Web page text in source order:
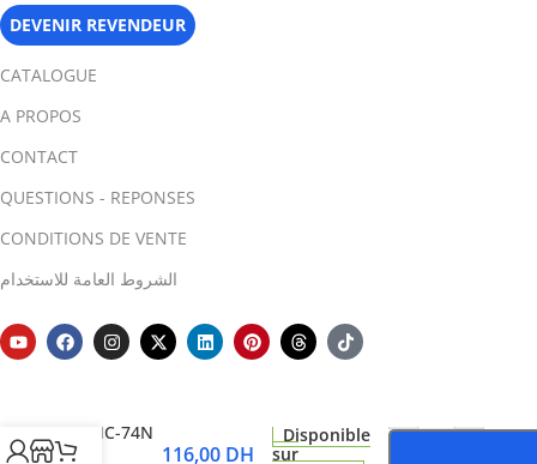
DEVENIR REVENDEUR
CATALOGUE
A PROPOS
CONTACT
QUESTIONS - REPONSES
CONDITIONS DE VENTE
الشروط العامة للاستخدام
KMC-74N
116,00 DH
Disponible
sur